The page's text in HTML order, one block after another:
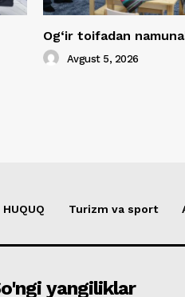
Og‘ir toifadan
Avgust 5, 2026
HUQUQ Turizm va sport
yangiliklar